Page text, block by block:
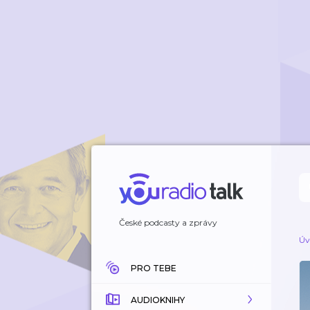
České podcasty a zprávy
PRO TEBE
AUDIOKNIHY